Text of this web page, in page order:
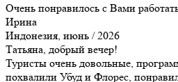
Очень понравилось с Вами
Ирина
Индонезия, июнь / 2026
Татьяна, добрый вечер!
Туристы очень довольные,
похвалили Убуд и Флорес,